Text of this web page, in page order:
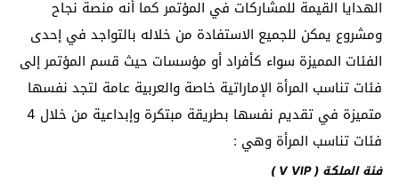
الهدايا القيمة للمشاركات في المؤتمر كما أنه منصة نجاح
ومشروع يمكن للجميع الاستفادة من خلاله بالتواجد في إحدى
الفئات المميزة سواء كأفراد أو مؤسسات حيث قسم المؤتمر إلى
فئات تناسب المرأة الإماراتية خاصة والعربية عامة لتجد نفسها
متميزة في تقديم نفسها بطريقة مبتكرة وإبداعية من خلال 4
فئات تناسب المرأة وهي :
فئة الملكة ( V VIP )